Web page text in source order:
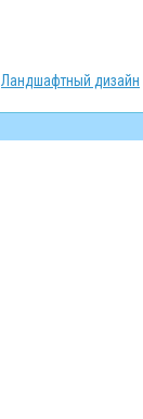
Ландшафтный дизайн